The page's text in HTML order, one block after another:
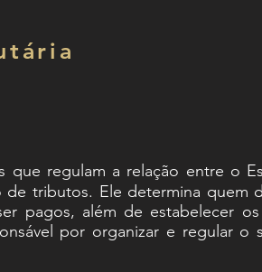
que regulam a relação entre o
tributos. Ele determina quem
pagos, além de estabelecer
por organizar e regular o